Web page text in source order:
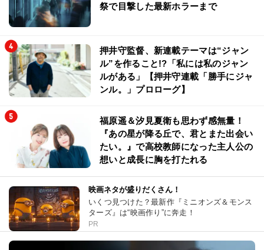
祭で目撃した最新ホラーまで
押井守監督、新連載テーマは“ジャン
ル”を作ること!?「私には私のジャン
ルがある」【押井守連載「勝手にジャ
ンル。」プロローグ】
福原遥＆汐見夏衛も思わず感無量！
『あの星が降る丘で、君とまた出会い
たい。』で高校教師になった主人公の
想いと成長に胸を打たれる
映画ネタが盛りだくさん！
いくつ見つけた？最新作『ミニオンズ＆モンス
ターズ』は“映画作り”に奔走！
PR